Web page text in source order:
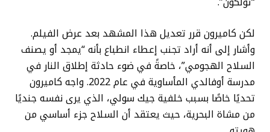
لكن كاميرون قرر تعديل هذا المشهد بعد عرض الفيلم.
وأشار إلى أنه أراد تجنب إعطاء انطباع بأنه “يمجد أو يصنف
السلاح الهجومي”، خاصةً في ضوء حادثة إطلاق النار في
مدرسة أوفالدي المأساوية في عام 2022. واجه كاميرون
تحديًا خاصًا بسبب خلفية جيك سولي، الذي يرى نفسه جنديًا
من مشاة البحرية، حيث يعتقد أن السلاح جزء أساسي من